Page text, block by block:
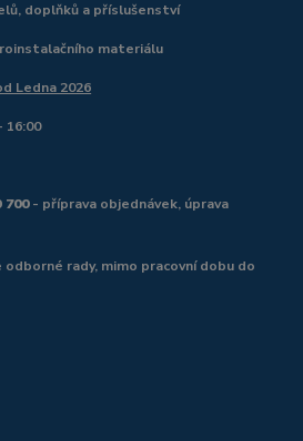
doplňků a příslušenství
materiálu
Ledna 2026
16:00
700- příprava objednávek, úprava
rady, mimo pracovní dobu do